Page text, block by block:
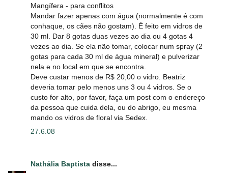
Mangífera - para conflitos
Mandar fazer apenas com água (normalmente é com
conhaque, os cães não gostam). É feito em vidros de
30 ml. Dar 8 gotas duas vezes ao dia ou 4 gotas 4
vezes ao dia. Se ela não tomar, colocar num spray (2
gotas para cada 30 ml de água mineral) e pulverizar
nela e no local em que se encontra.
Deve custar menos de R$ 20,00 o vidro. Beatriz
deveria tomar pelo menos uns 3 ou 4 vidros. Se o
custo for alto, por favor, faça um post com o endereço
da pessoa que cuida dela, ou do abrigo, eu mesma
mando os vidros de floral via Sedex.
27.6.08
Nathália Baptista disse...